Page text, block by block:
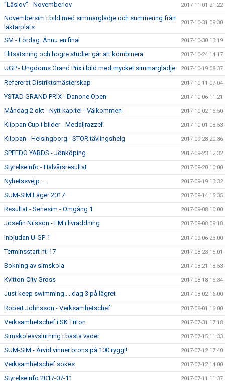
”Läslov” - Novemberlov 2017-11-01 21:22
Novembersim i bild med simmarglädje och summering från
läktarplats
2017-10-31 09:30
SM - Lördag: Ännu en final 2017-10-30 13:19
Elitsatsning och högre studier går att kombinera 2017-10-24 14:17
UGP - Ungdoms Grand Prix i bild med mycket simmarglädje 2017-10-19 08:37
Refererat Distriktsmästerskap 2017-10-11 07:04
YSTAD GRAND PRIX - Danone Open 2017-10-06 11:21
Måndag 2 okt - Nytt kapitel - Välkommen 2017-10-02 16:50
Klippan Cup i bilder - Medaljrazzel! 2017-10-01 08:53
Klippan - Helsingborg - STOR tävlingshelg 2017-09-28 20:36
SPEEDO YARDS - Jönköping 2017-09-23 12:32
Styrelseinfo - Halvårsresultat 2017-09-20 10:00
Nyhetssvejp..... 2017-09-19 13:32
SUM-SIM Läger 2017 2017-09-14 15:35
Resultat - Seriesim - Omgång 1 2017-09-08 10:00
Josefin Nilsson - EM i livräddning 2017-09-08 09:18
Inbjudan U-GP 1 2017-09-06 23:00
Terminsstart ht-17 2017-08-23 15:01
Bokning av simskola 2017-08-21 18:53
Kvitton-City Gross 2017-08-18 16:34
Just keep swimming.....dag 3 på lägret 2017-08-02 16:00
Robert Johnsson - Verksamhetschef 2017-08-01 16:00
Verksamhetschef i SK Triton 2017-07-31 17:18
Simskoleavslutning i bästa väder 2017-07-15 11:33
SUM-SIM - Arvid vinner brons på 100 rygg!! 2017-07-12 17:40
Verksamhetschef sökes 2017-07-12 14:00
Styrelseinfo 2017-07-11 2017-07-11 11:37